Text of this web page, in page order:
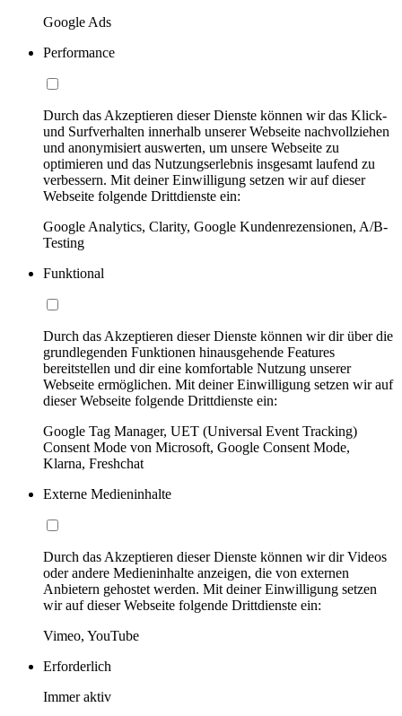
Google Ads
Performance
Durch das Akzeptieren dieser Dienste können wir das Klick-
und Surfverhalten innerhalb unserer Webseite nachvollziehen
und anonymisiert auswerten, um unsere Webseite zu
optimieren und das Nutzungserlebnis insgesamt laufend zu
verbessern. Mit deiner Einwilligung setzen wir auf dieser
Webseite folgende Drittdienste ein:
Google Analytics, Clarity, Google Kundenrezensionen, A/B-
Testing
Funktional
Durch das Akzeptieren dieser Dienste können wir dir über die
grundlegenden Funktionen hinausgehende Features
bereitstellen und dir eine komfortable Nutzung unserer
Webseite ermöglichen. Mit deiner Einwilligung setzen wir auf
dieser Webseite folgende Drittdienste ein:
Google Tag Manager, UET (Universal Event Tracking)
Consent Mode von Microsoft, Google Consent Mode,
Klarna, Freshchat
Externe Medieninhalte
Durch das Akzeptieren dieser Dienste können wir dir Videos
oder andere Medieninhalte anzeigen, die von externen
Anbietern gehostet werden. Mit deiner Einwilligung setzen
wir auf dieser Webseite folgende Drittdienste ein:
Vimeo, YouTube
Erforderlich
Immer aktiv